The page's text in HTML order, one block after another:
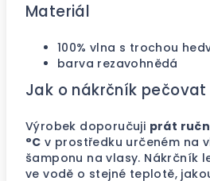
Materiál
100% vlna s trochou
barva rezavohnědá
Jak o nákrčník pečovat
Výrobek doporučuji prát
°C v prostředku určeném na
šamponu na vlasy. Nákrčník
ve vodě o stejné teplotě,